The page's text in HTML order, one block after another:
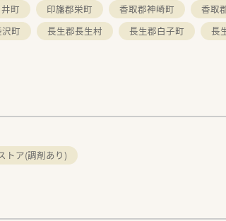
町 印旛郡栄町 香取郡神崎町 香取
町 長生郡長生村 長生郡白子町 長
トア(調剤あり)